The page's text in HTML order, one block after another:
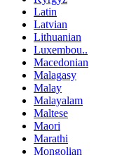
Latin
Latvian
Lithuanian
Luxembou..
Macedonian
Malagasy
Malay
Malayalam
Maltese
Maori
Marathi
Mongolian